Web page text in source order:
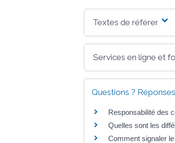
Textes de référence
Services en ligne et
Questions ?
Responsabilité des
Quelles sont les
Comment signaler